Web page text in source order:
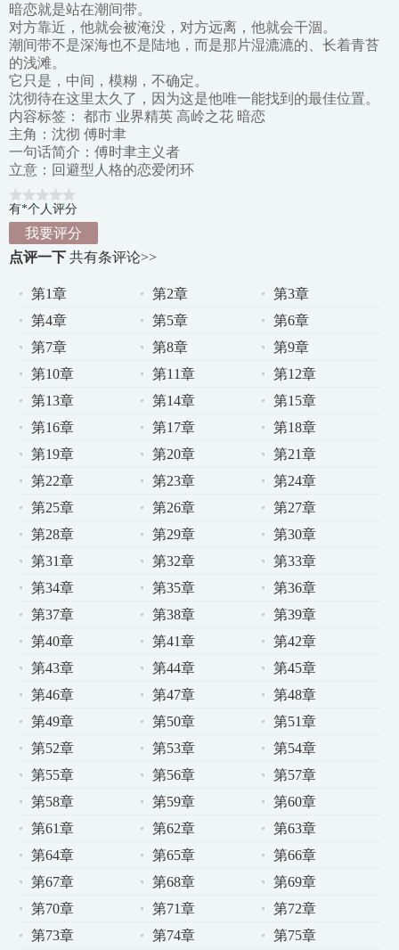
暗恋就是站在潮间带。
对方靠近，他就会被淹没，对方远离，他就会干涸。
潮间带不是深海也不是陆地，而是那片湿漉漉的、长着青苔
的浅滩。
它只是，中间，模糊，不确定。
沈彻待在这里太久了，因为这是他唯一能找到的最佳位置。
内容标签： 都市 业界精英 高岭之花 暗恋
主角：沈彻 傅时聿
一句话简介：傅时聿主义者
立意：回避型人格的恋爱闭环
有*个人评分
我要评分
点评一下 共有条评论>>
第1章 第2章
第3章
第4章
第5章
第6章
第7章
第8章
第9章
第10章
第11章
第12章
第13章
第14章
第15章
第16章
第17章
第18章
第19章
第20章
第21章
第22章
第23章
第24章
第25章
第26章
第27章
第28章
第29章
第30章
第31章
第32章
第33章
第34章
第35章
第36章
第37章
第38章
第39章
第40章
第41章
第42章
第43章
第44章
第45章
第46章
第47章
第48章
第49章
第50章
第51章
第52章
第53章
第54章
第55章
第56章
第57章
第58章
第59章
第60章
第61章
第62章
第63章
第64章
第65章
第66章
第67章
第68章
第69章
第70章
第71章
第72章
第73章
第74章 第75章